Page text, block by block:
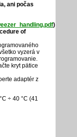
ani počas
)
of
vyzerá v
kryt pätice
adaptér z
÷ 40 °C (41